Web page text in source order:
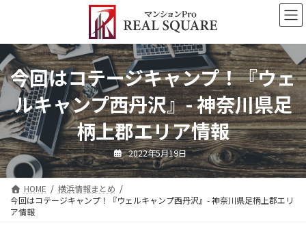
ン
ツ
へ
ス
キ
ッ
プ
ー
シ
ョ
ン
に
移
動
今回はコテージキャンプ！『ウェ
ルキャンプ西丹沢』- 神奈川県足
柄上郡エリア情報
2022年5月19日
HOME
横浜情報まとめ
今回はコテージキャンプ！『ウェルキャンプ西丹沢』- 神奈川県足柄上郡エリ
ア情報